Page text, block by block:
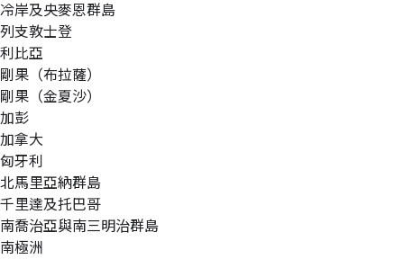
冷岸及央麥恩群島
列支敦士登
利比亞
剛果（布拉薩）
剛果（金夏沙）
加彭
加拿大
匈牙利
北馬里亞納群島
千里達及托巴哥
南喬治亞與南三明治群島
南極洲